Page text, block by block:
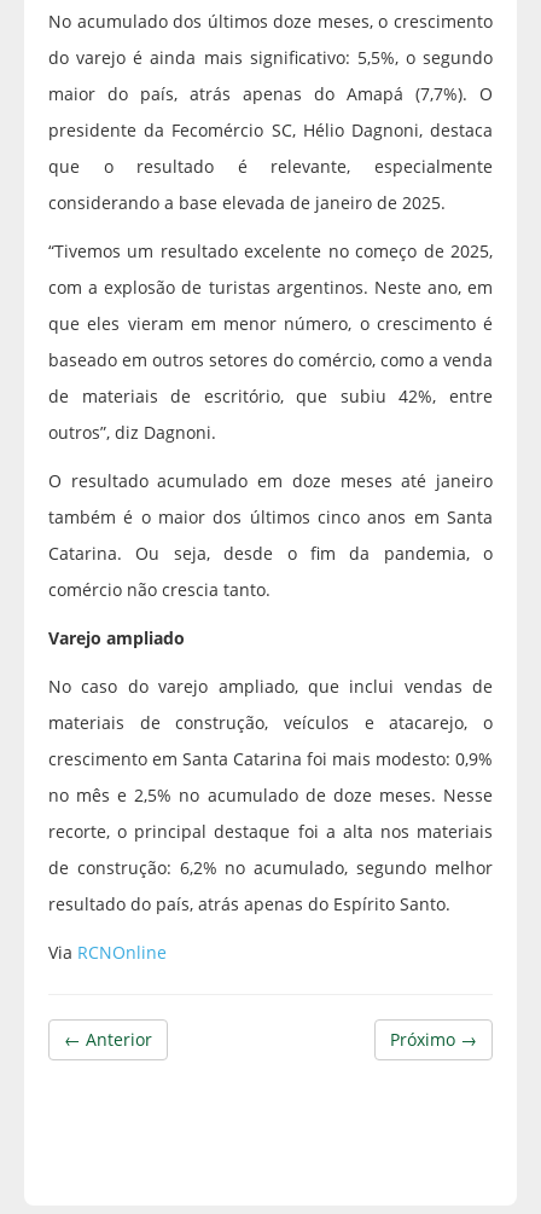
No acumulado dos últimos doze meses, o crescimento
do varejo é ainda mais significativo: 5,5%, o segundo
maior do país, atrás apenas do Amapá (7,7%). O
presidente da Fecomércio SC, Hélio Dagnoni, destaca
que o resultado é relevante, especialmente
considerando a base elevada de janeiro de 2025.
“Tivemos um resultado excelente no começo de 2025,
com a explosão de turistas argentinos. Neste ano, em
que eles vieram em menor número, o crescimento é
baseado em outros setores do comércio, como a venda
de materiais de escritório, que subiu 42%, entre
outros”, diz Dagnoni.
O resultado acumulado em doze meses até janeiro
também é o maior dos últimos cinco anos em Santa
Catarina. Ou seja, desde o fim da pandemia, o
comércio não crescia tanto.
Varejo ampliado
No caso do varejo ampliado, que inclui vendas de
materiais de construção, veículos e atacarejo, o
crescimento em Santa Catarina foi mais modesto: 0,9%
no mês e 2,5% no acumulado de doze meses. Nesse
recorte, o principal destaque foi a alta nos materiais
de construção: 6,2% no acumulado, segundo melhor
resultado do país, atrás apenas do Espírito Santo.
Via RCNOnline
Próximo →
← Anterior